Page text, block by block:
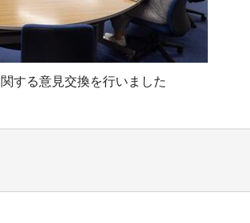
する意見交換を行いました